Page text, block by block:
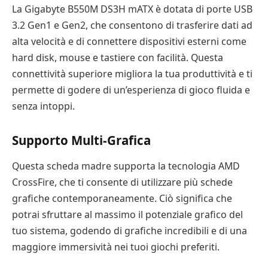
La Gigabyte B550M DS3H mATX è dotata di porte USB
3.2 Gen1 e Gen2, che consentono di trasferire dati ad
alta velocità e di connettere dispositivi esterni come
hard disk, mouse e tastiere con facilità. Questa
connettività superiore migliora la tua produttività e ti
permette di godere di un’esperienza di gioco fluida e
senza intoppi.
Supporto Multi-Grafica
Questa scheda madre supporta la tecnologia AMD
CrossFire, che ti consente di utilizzare più schede
grafiche contemporaneamente. Ciò significa che
potrai sfruttare al massimo il potenziale grafico del
tuo sistema, godendo di grafiche incredibili e di una
maggiore immersività nei tuoi giochi preferiti.